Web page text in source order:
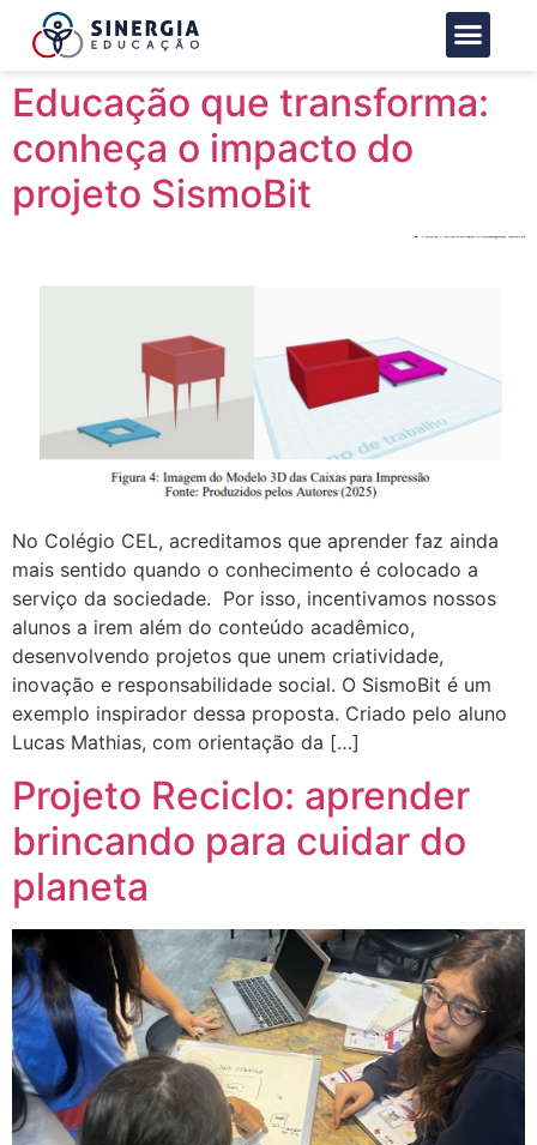
Educação que transforma:
conheça o impacto do
projeto SismoBit
No Colégio CEL, acreditamos que aprender faz ainda
mais sentido quando o conhecimento é colocado a
serviço da sociedade. Por isso, incentivamos nossos
alunos a irem além do conteúdo acadêmico,
desenvolvendo projetos que unem criatividade,
inovação e responsabilidade social. O SismoBit é um
exemplo inspirador dessa proposta. Criado pelo aluno
Lucas Mathias, com orientação da […]
Projeto Reciclo: aprender
brincando para cuidar do
planeta